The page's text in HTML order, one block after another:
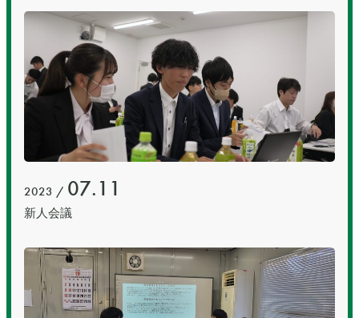
2023 / 07.11
新人会議